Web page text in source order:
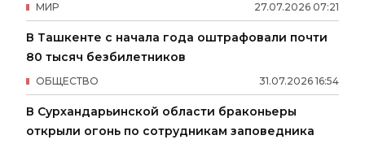
27.07.2026 07:21
МИР
В Ташкенте с начала года оштрафовали почти
80 тысяч безбилетников
31.07.2026 16:54
ОБЩЕСТВО
В Сурхандарьинской области браконьеры
открыли огонь по сотрудникам заповедника